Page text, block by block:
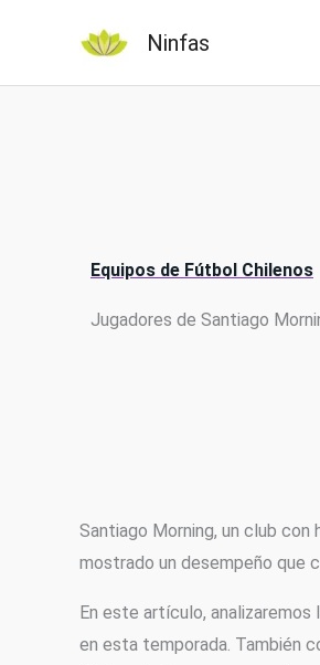
Ninfas
Equipos de Fútbol Chilenos
Jugadores de Santiago
Santiago Morning, un club
mostrado un desempeño que
En este artículo, analizaremos
en esta temporada. También